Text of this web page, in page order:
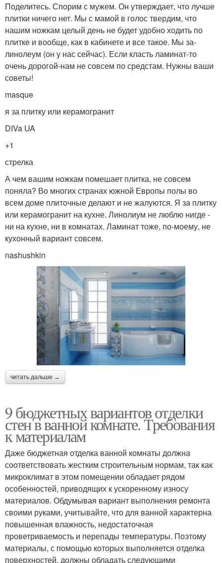
Поделитесь. Спорим с мужем. Он утверждает, что лучше
плитки ничего нет. Мы с мамой в голос твердим, что
нашим ножкам целый день не будет удобно ходить по
плитке и вообще, как в кабинете и все такое. Мы за-
линолеум (он у нас сейчас). Если класть ламинат-то
очень дорогой-нам не совсем по средстам. Нужны ваши
советы!
masque
я за плитку или керамогранит
DIVa UA
+1
стрелка
А чем вашим ножкам помешает плитка, не совсем
поняла? Во многих странах южной Европы полы во
всем доме плиточные делают и не жалуются. Я за плитку
или керамогранит на кухне. Линолиум не люблю нигде -
ни на кухне, ни в комнатах. Ламинат тоже, по-моему, не
кухонный вариант совсем.
nashushkin
читать дальше →
9 бюджетных вариантов отделки
стен в ванной комнате. Требования
к материалам
Даже бюджетная отделка ванной комнаты должна
соответствовать жестким строительным нормам, так как
микроклимат в этом помещении обладает рядом
особенностей, приводящих к ускоренному износу
материалов. Обдумывая вариант выполнения ремонта
своими руками, учитывайте, что для ванной характерна
повышенная влажность, недостаточная
проветриваемость и перепады температуры. Поэтому
материалы, с помощью которых выполняется отделка
поверхностей, должны обладать следующими